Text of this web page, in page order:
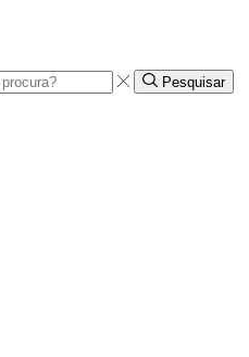
Pesquisar